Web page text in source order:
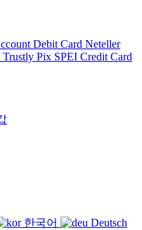
Debit Card Neteller
Trustly Pix SPEI Credit Card
한국어
Deutsch